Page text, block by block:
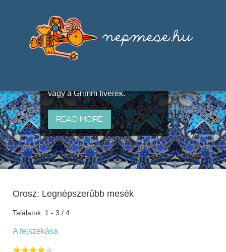
útján terjedő elbeszélésekből,
melyeket olyan ismert gyűjtők
állítottak össze, mint Benedek
vagy a Grimm fivérek.
READ MORE
Orosz: Legnépszerűbb mesék
Találatok: 1 - 3 / 4
A fejszekása